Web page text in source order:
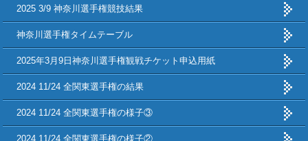
2025 3/9 神奈川選手権競技結果
神奈川選手権タイムテーブル
2025年3月9日神奈川選手権観戦チケット申込用紙
2024 11/24 全関東選手権の結果
2024 11/24 全関東選手権の様子③
2024 11/24 全関東選手権の様子②